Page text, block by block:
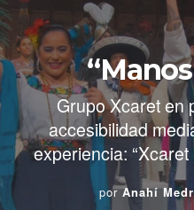
Grupo Xcaret en
accesibilidad
experiencia:
por Anahí